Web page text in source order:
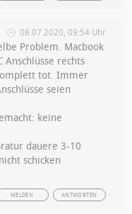
08.07.2020, 09:54 Uhr
Problem. Macbook
Anschlüsse rechts
tot. Immer
seien
keine
dauere 3-10
schicken
ANTWORTEN
MELDEN